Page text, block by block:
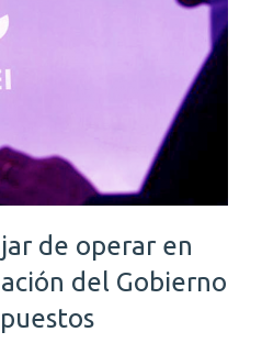
de operar en
del Gobierno